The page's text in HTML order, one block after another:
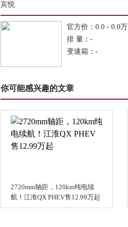
宾悦
官方价：0.0 - 0.0万
排 量：-
变速箱：-
你可能感兴趣的文章
2720mm轴距，120km纯电续
航！江淮QX PHEV售12.99万起